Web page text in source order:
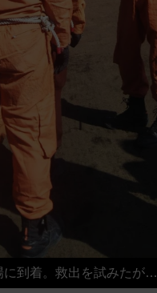
に到着。救出を試みたが…